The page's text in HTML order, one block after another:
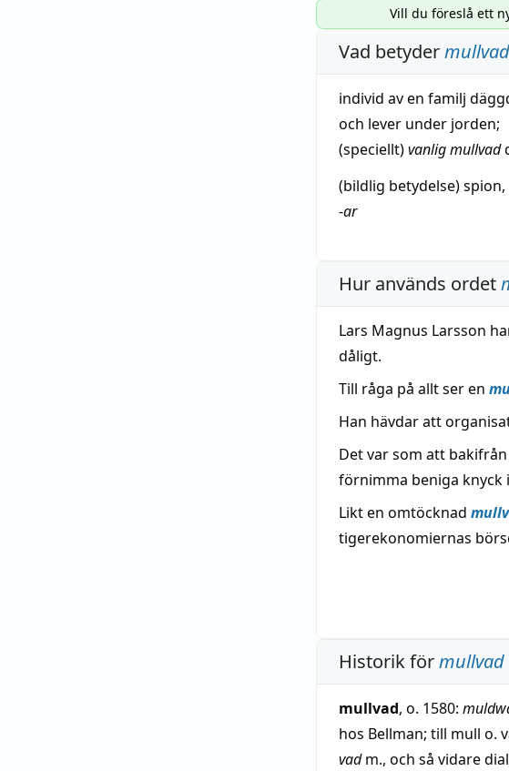
Vill du föreslå ett
Vad betydermullvad
individ av en familj
och lever under jorden;
(speciellt)vanligmullvad
(bildlig betydelse)spion,
-ar
Hur används ordet
Lars Magnus Larsson
dåligt.
Till råga på allt ser en
Han hävdar att
Det var som att
förnimma beniga knyck
Likt en omtöcknad
tigerekonomiernas
Historik förmullvad
mullvad, o. 1580:
hos Bellman; till mull o.
vadm., och så vidare